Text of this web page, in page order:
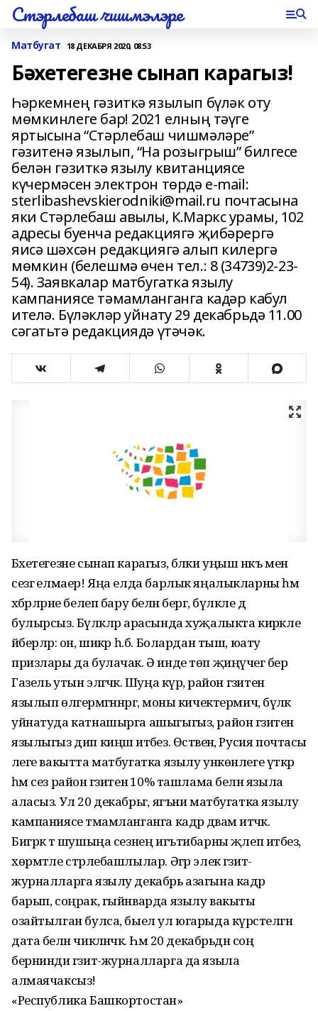
Стэрлебаш чишмэлэре
Матбугат 18 ДЕКАБРЯ 2020, 08:53
Бәхетегезне сынап карагыз!
Һәркемнең гәзиткә язылып бүләк оту
мөмкинлеге бар! 2021 елның тәүге
яртысына “Стәрлебаш чишмәләре”
гәзитенә язылып, “На розыгрыш” билгесе
белән гәзиткә язылу квитанциясе
күчермәсен электрон төрдә e-mail:
sterlibashevskierodniki@mail.ru почтасына
яки Стәрлебаш авылы, К.Маркс урамы, 102
адресы буенча редакциягә җибәрергә
яисә шәхсән редакциягә алып килергә
мөмкин (белешмә өчен тел.: 8 (34739)2-23-
54). Заявкалар матбугатка язылу
кампаниясе тәмамланганга кадәр кабул
ителә. Бүләкләр уйнату 29 декабрьдә 11.00
сәгатьтә редакциядә үтәчәк.
Бәхетегезне сынап карагыз, бәлки уңыш нәкъ менә
сезгә елмаер! Яңа елда барлык яңалыкларны һәм
хәбәрләрне белеп бару белән бергә, бүләкле дә
булырсыз. Бүләкләр арасында хуҗалыкта кирәкле
әйберләр: он, шикәр һ.б. Болардан тыш, юату
призлары да булачак. Ә инде төп җиңүчегә бер
Газель утын эләгәчәк. Шуңа күрә, район гәзитенә
язылып өлгермәгәннәргә, моны кичектермичә, бүләк
уйнатуда катнашырга ашыгыгыз, район гәзитенә
язылыгыз дип киңәш итәбез. Өстәвенә, Русия почтасы
әлеге вакытта матбугатка язылу ункөнлеге үткәрә
һәм сез район гәзитенә 10% ташлама белән языла
аласыз. Ул 20 декабрьгә, ягъни матбугатка язылу
кампаниясе тәмамланганга кадәр дәвам итәчәк.
Бигрәк тә шушыңа сезнең игътибарны җәлеп итәбез,
хөрмәтле стәрлебашлылар. Әгәр элек гәзит-
журналларга язылу декабрь азагына кадәр
барып, соңрак, гыйнварда язылу вакыты
озайтылган булса, быел ул югарыда күрсәтелгән
дата белән чикләнәчәк. Һәм 20 декабрьдән соң
бернинди гәзит-журналларга да языла
алмаячаксыз!
«Республика Башкортостан»